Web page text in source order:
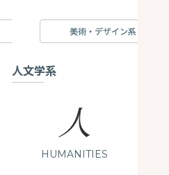
美術・デザイン系
人文学系
人
HUMANITIES